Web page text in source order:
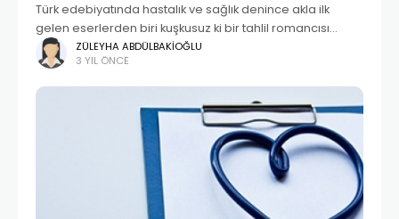
Türk edebiyatında hastalık ve sağlık denince akla ilk
gelen eserlerden biri kuşkusuz ki bir tahlil romancısı
Peyami Safa’nın Dokuzuncu Hariciye Koğuşu’dur. Hasta
bir insanın fiziksel ve psikolojik sorunlarını, aynı hastanın
ZÜLEYHA ABDÜLBAKIOĞLU
3 YIL ÖNCE